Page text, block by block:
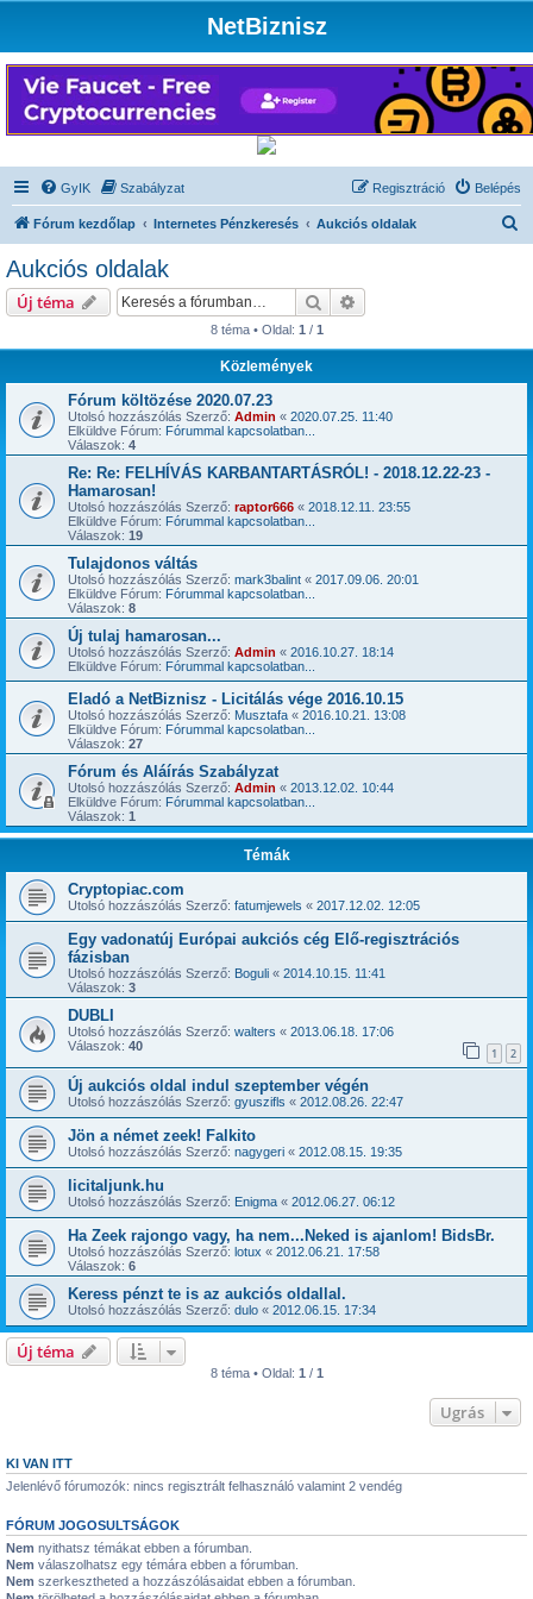
NetBiznisz
GyIK Szabályzat Belépés
Regisztráció
Fórum kezdőlap Internetes Pénzkeresés Aukciós oldalak
Aukciós oldalak
Új téma Keresés
8 téma • Oldal: 1 / 1
Közlemények
Fórum költözése 2020.07.23
Utolsó hozzászólás Szerző: Admin « 2020.07.25. 11:40
Elküldve Fórum: Fórummal kapcsolatban...
Válaszok: 4
Re: Re: FELHÍVÁS KARBANTARTÁSRÓL! - 2018.12.22-23 -
Hamarosan!
Utolsó hozzászólás Szerző: raptor666 « 2018.12.11. 23:55
Elküldve Fórum: Fórummal kapcsolatban...
Válaszok: 19
Tulajdonos váltás
Utolsó hozzászólás Szerző: mark3balint « 2017.09.06. 20:01
Elküldve Fórum: Fórummal kapcsolatban...
Válaszok: 8
Új tulaj hamarosan...
Utolsó hozzászólás Szerző: Admin « 2016.10.27. 18:14
Elküldve Fórum: Fórummal kapcsolatban...
Eladó a NetBiznisz - Licitálás vége 2016.10.15
Utolsó hozzászólás Szerző: Musztafa « 2016.10.21. 13:08
Elküldve Fórum: Fórummal kapcsolatban...
Válaszok: 27
Fórum és Aláírás Szabályzat
Utolsó hozzászólás Szerző: Admin « 2013.12.02. 10:44
Elküldve Fórum: Fórummal kapcsolatban...
Válaszok: 1
Témák
Cryptopiac.com
Utolsó hozzászólás Szerző: fatumjewels « 2017.12.02. 12:05
Egy vadonatúj Európai aukciós cég Elő-regisztrációs
fázisban
Utolsó hozzászólás Szerző: Boguli « 2014.10.15. 11:41
Válaszok: 3
DUBLI
Utolsó hozzászólás Szerző: walters « 2013.06.18. 17:06
Válaszok: 40 1 2
Új aukciós oldal indul szeptember végén
Utolsó hozzászólás Szerző: gyuszifls « 2012.08.26. 22:47
Jön a német zeek! Falkito
Utolsó hozzászólás Szerző: nagygeri « 2012.08.15. 19:35
licitaljunk.hu
Utolsó hozzászólás Szerző: Enigma « 2012.06.27. 06:12
Ha Zeek rajongo vagy, ha nem...Neked is ajanlom! BidsBr.
Utolsó hozzászólás Szerző: lotux « 2012.06.21. 17:58
Válaszok: 6
Keress pénzt te is az aukciós oldallal.
Utolsó hozzászólás Szerző: dulo « 2012.06.15. 17:34
Új téma
8 téma • Oldal: 1 / 1
Ugrás
KI VAN ITT
Jelenlévő fórumozók: nincs regisztrált felhasználó valamint 2 vendég
FÓRUM JOGOSULTSÁGOK
Nem nyithatsz témákat ebben a fórumban.
Nem válaszolhatsz egy témára ebben a fórumban.
Nem szerkesztheted a hozzászólásaidat ebben a fórumban.